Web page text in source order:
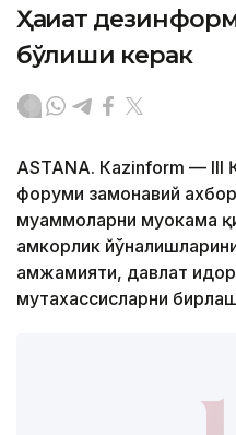
Ҳақиқат
бўлиши керак
ASTANА. Кazinform — III
форуми замонавий
муаммоларни муҳокама
ҳамкорлик
ҳамжамияти, давлат
мутахассисларни